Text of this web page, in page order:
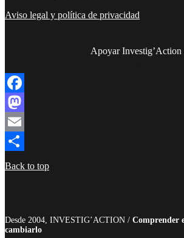
Aviso legal y política de privacidad
Apoyar Investig’Action
Facebook
Mastodon
Email
Compartir
Back to top
Desde 2004, INVESTIG’ACTION / Comprender
cambiarlo